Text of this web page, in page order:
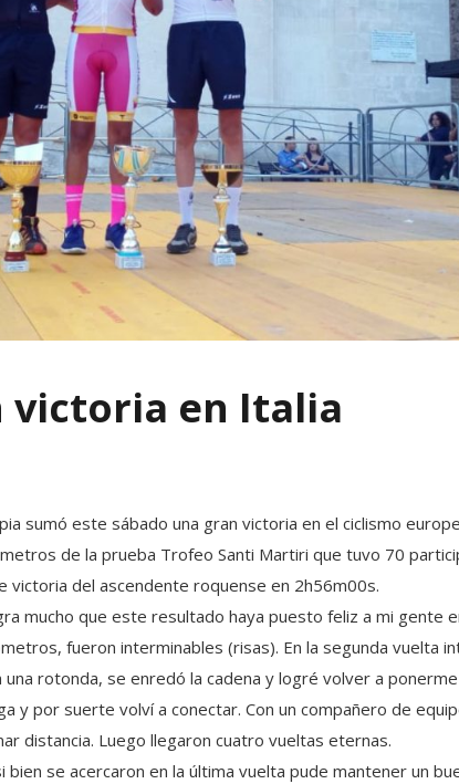
victoria en Italia
sumó este sábado una gran victoria en el ciclismo
de la prueba Trofeo Santi Martiri que tuvo 70
victoria del ascendente roquense en 2h56m00s.
mucho que este resultado haya puesto feliz a mi gente
fueron interminables (risas). En la segunda vuelta
rotonda, se enredó la cadena y logré volver a
y por suerte volví a conectar. Con un compañero de
distancia. Luego llegaron cuatro vueltas eternas.
se acercaron en la última vuelta pude mantener un